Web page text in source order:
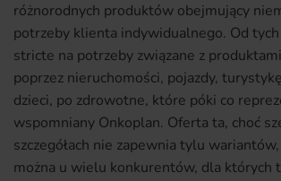
różnorodnych produktów obejmujący
potrzeby klienta indywidualnego. Od
stricte na potrzeby związane z
poprzez nieruchomości, pojazdy,
dzieci, po zdrowotne, które póki co
wspomniany Onkoplan. Oferta ta, choć
szczegółach nie zapewnia tylu
można u wielu konkurentów, dla których